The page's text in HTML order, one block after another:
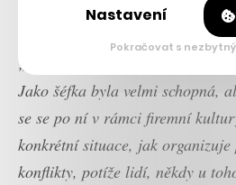
souladu,“popisuje Jíra.
„Po nějaké chvíli sklouzla do
Jako šéfka byla velmi schopná,
se se po ní v rámci firemní
konkrétní situace, jak
konflikty, potíže lidí, někdy u
Nastavení
Pokračovat s